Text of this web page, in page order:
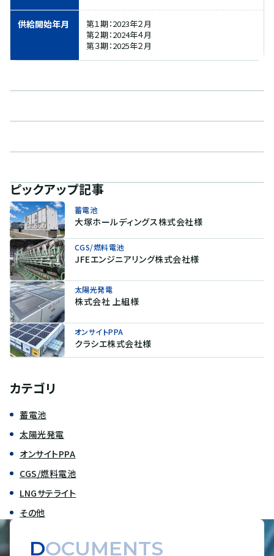
供給開始年月
第１期：2023年２月
第２期：2024年４月
第３期：2025年２月
ピックアップ記事
蓄電池
大塚ホールディングス株式会社様
CGS/燃料電池
JFEエンジニアリング株式会社様
太陽光発電
株式会社 上組様
オンサイトPPA
クラシエ株式会社様
カテゴリ
蓄電池
太陽光発電
オンサイトPPA
CGS/燃料電池
LNGサテライト
その他
DOCUMENTS